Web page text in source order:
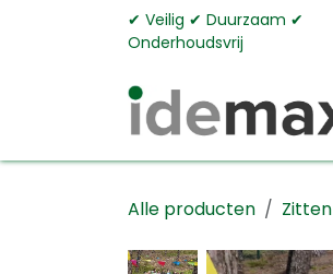
Overslaan naar inhoud✔︎ Veilig ✔︎ Duurzaam ✔︎
Onderhoudsvrij
Alle producten Zitten